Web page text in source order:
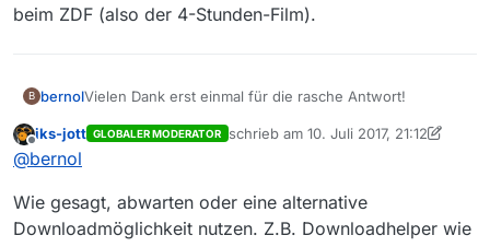
beim ZDF (also der 4-Stunden-Film).
B bernolVielen Dank erst einmal für die rasche Antwort!
Die Sendung lief definitiv gestern Abend:
Jahrhunderts-mit-Joschka-Fischer.154756.0.html
Offline
iks-jott GLOBALER MODERATOR schrieb am 10. Juli 2017, 21:12
zuletzt editiert von iks-jott7. Okt.
@bernol
Wie gesagt, abwarten oder eine alternative
Downloadmöglichkeit nutzen. Z.B. Downloadhelper wie